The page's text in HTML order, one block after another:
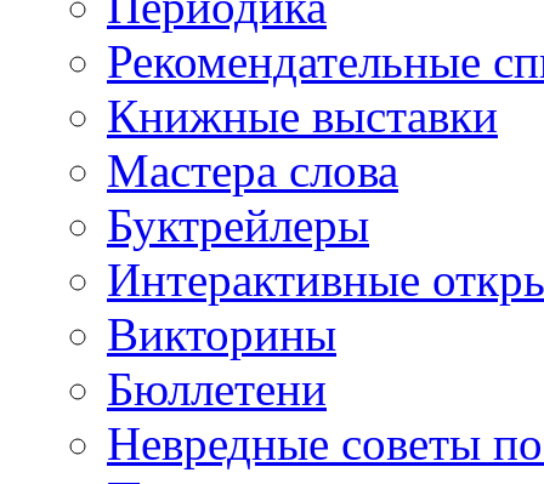
Рекомендательные
Книжные выставки
Мастера слова
Буктрейлеры
Интерактивные
Викторины
Бюллетени
Невредные советы